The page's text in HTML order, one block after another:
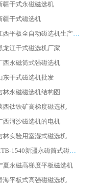
疆干式永磁磁选机
疆干式磁选机
江西平板全自动磁选机生产厂家
龙江干式磁选机厂家
西永磁筒式强磁选机
东干式磁选机批发
林永磁磁选机结构图
西钛铁矿高梯度磁选机
西河沙磁选机的电机
林实验用室湿式磁选机
CTB-1540新疆永磁筒式磁选机
夏永磁高梯度平板磁选机
海平板式高强磁磁选机